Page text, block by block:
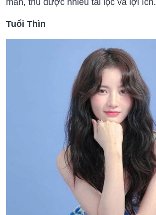
mắn, thu được nhiều tài lộc và lợi ích.
Tuổi Thìn